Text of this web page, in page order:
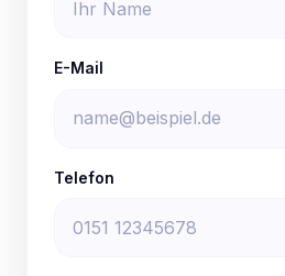
E-Mail
Telefon